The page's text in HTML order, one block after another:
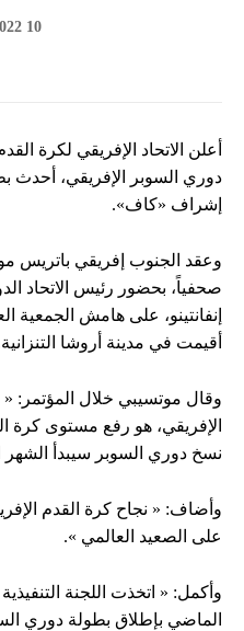
10 août 2022
أعلن الاتحاد الإفريقي لكرة
دوري السوبر الإفريقي، أحدث
إشراف «كاف».
وعقد الجنوب إفريقي باتريس
صحفياً، بحضور رئيس الاتحاد
إنفانتينو، على هامش الجمعية
أقيمت في مدينة أروشا
وقال موتسيبي خلال المؤتمر:
الإفريقي، هو رفع مستوى كرة
نسخ دوري السوبر سيبدأ الشهر
وأضاف: « نجاح كرة القدم
على الصعيد العالمي ».
وأكمل: « اتخذت اللجنة
الماضي بإطلاق بطولة دوري